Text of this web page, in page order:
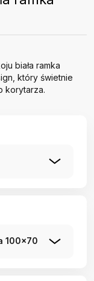
biała ramka
który świetnie
korytarza.
100x70